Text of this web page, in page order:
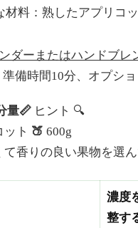
材料：熟したアプリコ
ダーまたはハンドブレ
準備時間10分、オプシ
量📏 ヒント 🔍
ット 🍑 600g
て香りの良い果物を選
濃度
整す